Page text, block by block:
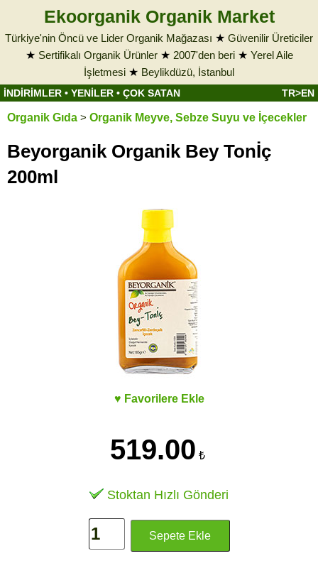
Ekoorganik Organik Market
Türkiye'nin Öncü ve Lider Organik Mağazası ★ Güvenilir Üreticiler
★ Sertifikalı Organik Ürünler★ 2007'den beri★ Yerel Aile
İşletmesi ★ Beylikdüzü, İstanbul
İNDİRİMLER • YENİLER • ÇOK SATAN TR>EN
Organik Gıda > Organik Meyve, Sebze Suyu ve İçecekler
Beyorganik Organik Bey Tonİç
200ml
♥ Favorilere Ekle
519.00 ₺
Stoktan Hızlı Gönderi